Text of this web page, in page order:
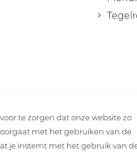
te zorgen dat onze website zo
met het gebruiken van de
je instemt met het gebruik van